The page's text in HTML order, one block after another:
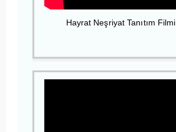
Hayrat Neşriyat Tanıtım Filmi